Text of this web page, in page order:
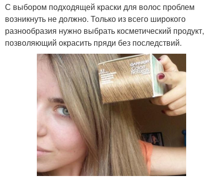
С выбором подходящей краски для волос проблем
возникнуть не должно. Только из всего широкого
разнообразия нужно выбрать косметический продукт,
позволяющий окрасить пряди без последствий.